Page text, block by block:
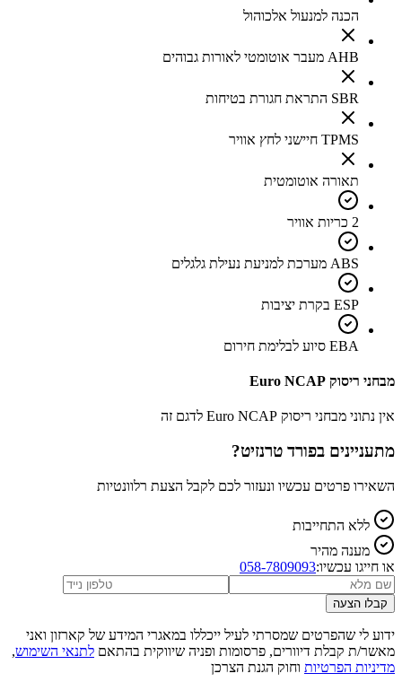
הכנה למנעול אלכוהול
AHB מעבר אוטומטי לאורות גבוהים
SBR התראת חגורת בטיחות
TPMS חיישני לחץ אוויר
תאורה אוטומטית
2 כריות אוויר
ABS מערכת למניעת נעילת גלגלים
ESP בקרת יציבות
EBA סיוע לבלימת חירום
מבחני ריסוק Euro NCAP
אין נתוני מבחני ריסוק Euro NCAP לדגם זה
מתעניינים בפורד טרנזיט?
השאירו פרטים עכשיו ונעזור לכם לקבל הצעת רלוונטיות
ללא התחייבות
מענה מהיר
או חייגו עכשיו:058-7809093
קבלו הצעה
ידוע לי שהפרטים שמסרתי לעיל ייכללו במאגרי המידע של קארזון ואני
מאשר/ת קבלת דיוורים, פרסומות ופניה שיווקית בהתאם לתנאי השימוש,
מדיניות הפרטיות וחוק הגנת הצרכן